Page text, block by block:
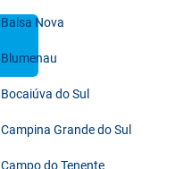
Balsa Nova
Blumenau
Bocaiúva do Sul
Campina Grande do Sul
Campo do Tenente